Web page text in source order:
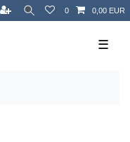
0 0,00 EUR
☰